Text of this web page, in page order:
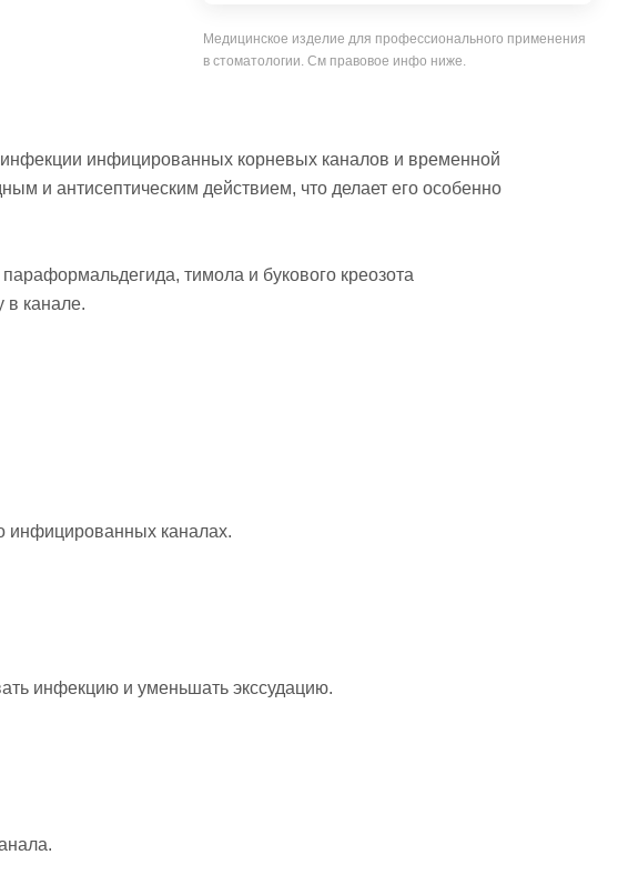
Медицинское изделие для профессионального применения
в стоматологии. См правовое инфо ниже.
инфицированных корневых каналов и временной
и антисептическим действием, что делает его особенно
тимола и букового креозота
в канале.
инфицированных каналах.
инфекцию и уменьшать экссудацию.